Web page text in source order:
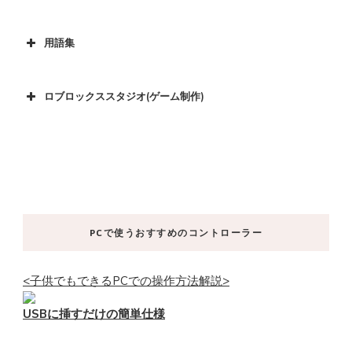
用語集
ロブロックススタジオ(ゲーム制作)
PCで使うおすすめのコントローラー
<子供でもできるPCでの操作方法解説>
USBに挿すだけの簡単仕様